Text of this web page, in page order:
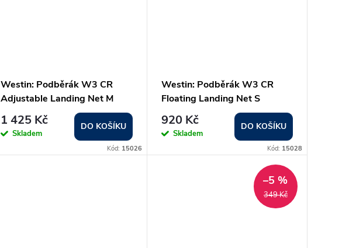
Westin: Podběrák W3 CR
Adjustable Landing Net M
1 425 Kč
Skladem
DO KOŠÍKU
Kód: 15026
Westin: Podběrák W3 CR
Floating Landing Net S
920 Kč
Skladem
DO KOŠÍKU
Kód: 15028
349 Kč
–5 %